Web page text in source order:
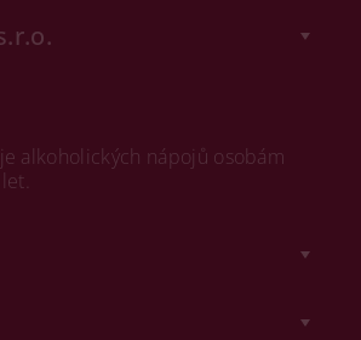
alkoholických nápojů osobám